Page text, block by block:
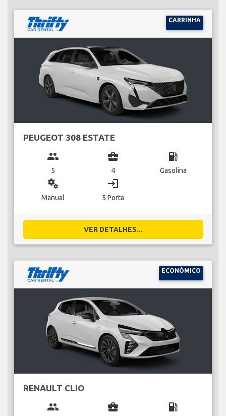
CARRINHA
PEUGEOT 308 ESTATE
group
5
business_center
4
local_gas_station
Gasolina
miscellaneous_services
Manual
login
5 Porta
VER DETALHES...
ECONÓMICO
RENAULT CLIO
group business_center local_gas_station